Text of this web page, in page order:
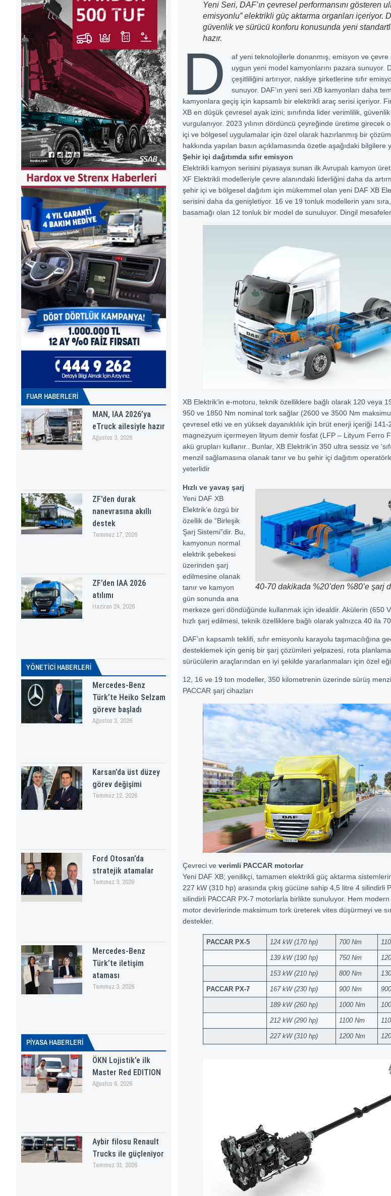
FUAR HABERLERI
MAN, IAA 2026’ya
eTruck ailesiyle hazır
Ağustos 3, 2026
ZF’den durak
nanevrasına akıllı
destek
Temmuz 17, 2026
ZF’den IAA 2026
atılımı
Haziran 24, 2026
YÖNETICI HABERLERI
Mercedes-Benz
Türk’te Heiko Selzam
göreve başladı
Ağustos 2, 2026
Karsan’da üst düzey
görev değişimi
Temmuz 12, 2026
Ford Otosan’da
stratejik atamalar
Temmuz 3, 2026
Mercedes-Benz
Türk’te iletişim
ataması
Temmuz 3, 2026
PİYASA HABERLERI
ÖKN Lojistik’e ilk
Master Red EDITION
Ağustos 6, 2026
Aybir filosu Renault
Trucks ile güçleniyor
Temmuz 31, 2026
Yeni Seri, DAF’ın çevresel performansını gösteren
emisyonlu” elektrikli güç aktarma organları içeriyor.
güvenlik ve sürücü konforu konusunda yeni
hazır.
D
af yeni teknolojilerle donanmış, emisyon ve çevre
uygun yeni model kamyonlarını pazara sunuyor.
çeşitliliğini artırıyor, nakliye şirketlerine sıfır
sunuyor. DAF’ın yeni seri XB kamyonları daha
kamyonlara geçiş için kapsamlı bir elektrikli araç serisi içeriyor.
XB en düşük çevresel ayak izini; sınıfında lider verimlilik,
vurgulanıyor. 2023 yılının dördüncü çeyreğinde üretime girecek
içi ve bölgesel uygulamalar için özel olarak hazırlanmış bir
hakkında yapılan basın açıklamasında özetle aşağıdaki bilgilere
Şehir içi dağıtımda sıfır emisyon
Elektrikli kamyon serisini piyasaya sunan ilk Avrupalı kamyon
XF Elektrikli modelleriyle çevre alanındaki liderliğini daha da
şehir içi ve bölgesel dağıtım için mükemmel olan yeni DAF XB
serisini daha da genişletiyor. 16 ve 19 tonluk modellerin yanı
basamağı olan 12 tonluk bir model de sunuluyor. Dingil
XB Elektrik’in e-motoru, teknik özelliklere bağlı olarak 120 veya
950 ve 1850 Nm nominal tork sağlar (2600 ve 3500 Nm
çevresel etki ve en yüksek dayanıklılık için brüt enerji içeriği
magnezyum içermeyen lityum demir fosfat (LFP – Lityum Ferro
akü grupları kullanır.. Bunlar, XB Elektrik’in 350 ultra sessiz ve
menzil sağlamasına olanak tanır ve bu şehir içi dağıtım
yeterlidir
40-70 dakikada %20’den %80’e şarj
Hızlı ve yavaş şarj
Yeni DAF XB
Elektrik’e özgü bir
özellik de “Birleşik
Şarj Sistemi”dir. Bu,
kamyonun normal
elektrik şebekesi
üzerinden şarj
edilmesine olanak
tanır ve kamyon
gün sonunda ana
merkeze geri döndüğünde kullanmak için idealdir. Akülerin (650 V
hızlı şarj edilmesi, teknik özelliklere bağlı olarak yalnızca 40 ila
DAF’ın kapsamlı teklifi, sıfır emisyonlu karayolu taşımacılığına
desteklemek için geniş bir şarj çözümleri yelpazesi, rota
sürücülerin araçlarından en iyi şekilde yararlanmaları için özel
12, 16 ve 19 ton modeller, 350 kilometrenin üzerinde sürüş
PACCAR şarj cihazları
Çevreci ve verimli PACCAR motorlar
Yeni DAF XB; yenilikçi, tamamen elektrikli güç aktarma
227 kW (310 hp) arasında çıkış gücüne sahip 4,5 litre 4 silindirli
silindirli PACCAR PX-7 motorlarla birlikte sunuluyor. Hem
motor devirlerinde maksimum tork üreterek vites düşürmeyi ve
destekler.
PACCAR PX-5 124 kW (170 hp) 700 Nm
139 kW (190 hp) 750 Nm
153 kW (210 hp) 800 Nm
PACCAR PX-7 167 kW (230 hp) 900 Nm
189 kW (260 hp) 1000 Nm
212 kW (290 hp) 1100 Nm
227 kW (310 hp) 1200 Nm